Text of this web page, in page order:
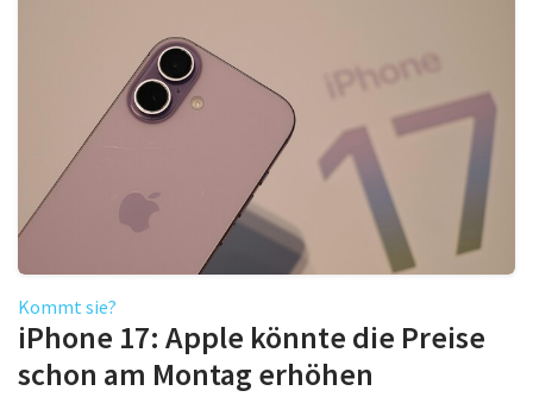
Kommt sie?
iPhone 17: Apple könnte die Preise
schon am Montag erhöhen